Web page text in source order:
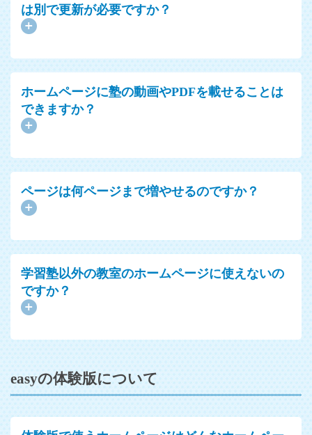
は別で更新が必要ですか？
ホームページに塾の動画やPDFを載せることは
できますか？
ページは何ページまで増やせるのですか？
学習塾以外の教室のホームページに使えないの
ですか？
easyの体験版について